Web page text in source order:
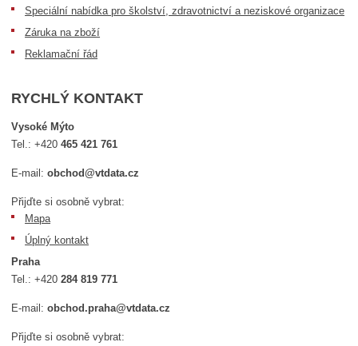
Speciální nabídka pro školství, zdravotnictví a neziskové organizace
Záruka na zboží
Reklamační řád
RYCHLÝ KONTAKT
Vysoké Mýto
Tel.:+420465 421 761
E-mail:obchod@vtdata.cz
Přijďte si osobně vybrat:
Mapa
Úplný kontakt
Praha
Tel.:+420284 819 771
E-mail:obchod.praha@vtdata.cz
Přijďte si osobně vybrat: